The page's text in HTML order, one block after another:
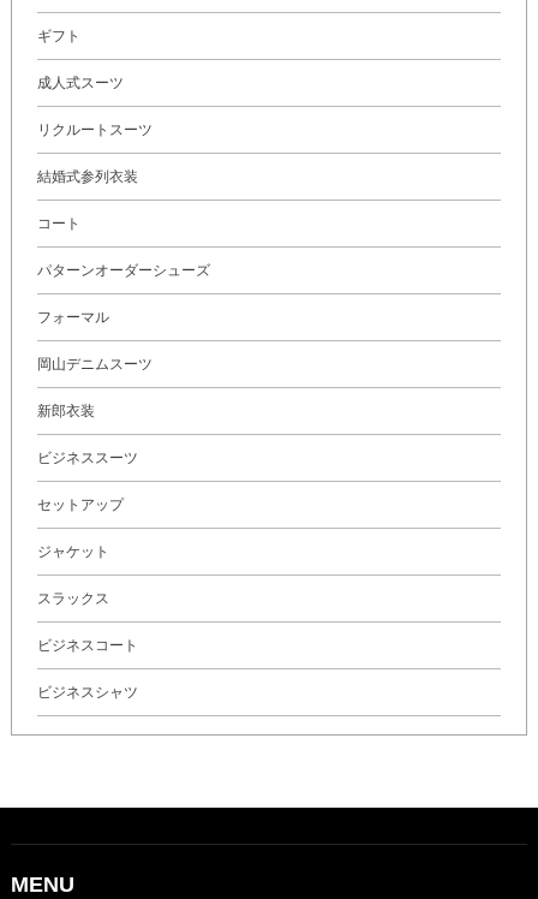
ギフト
成人式スーツ
リクルートスーツ
結婚式参列衣装
コート
パターンオーダーシューズ
フォーマル
岡山デニムスーツ
新郎衣装
ビジネススーツ
セットアップ
ジャケット
スラックス
ビジネスコート
ビジネスシャツ
MENU